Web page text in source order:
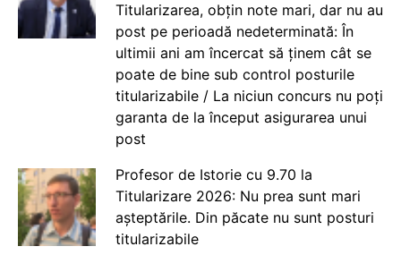
Titularizarea, obțin note mari, dar nu au
post pe perioadă nedeterminată: În
ultimii ani am încercat să ținem cât se
poate de bine sub control posturile
titularizabile / La niciun concurs nu poți
garanta de la început asigurarea unui
post
Profesor de Istorie cu 9.70 la
Titularizare 2026: Nu prea sunt mari
așteptările. Din păcate nu sunt posturi
titularizabile